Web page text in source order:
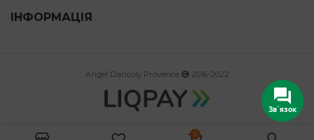
ІНФОРМАЦІЯ
Angel Dancoly Provence 2016-2022
0
Зв`язок